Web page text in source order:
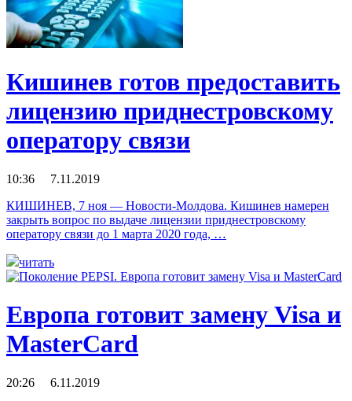
Кишинев готов предоставить
лицензию приднестровскому
оператору связи
10:36 7.11.2019
КИШИНЕВ, 7 ноя — Новости-Молдова. Кишинев намерен
закрыть вопрос по выдаче лицензии приднестровскому
оператору связи до 1 марта 2020 года, …
читать
Европа готовит замену Visa и
MasterCard
20:26 6.11.2019